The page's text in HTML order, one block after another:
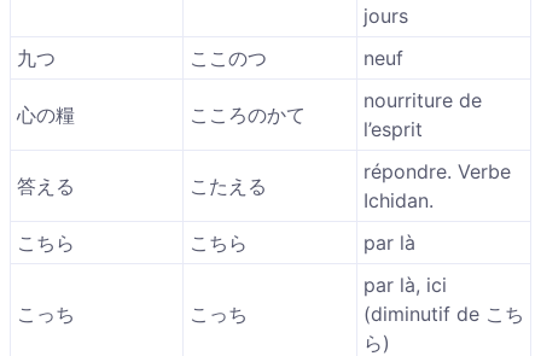
jours
九つ
ここのつ neuf
心の糧 こころのかて
nourriture de
l’esprit
答える こたえる
répondre. Verbe
Ichidan.
こちら
こちら par là
こっち こっち
par là, ici
(diminutif de こち
ら)